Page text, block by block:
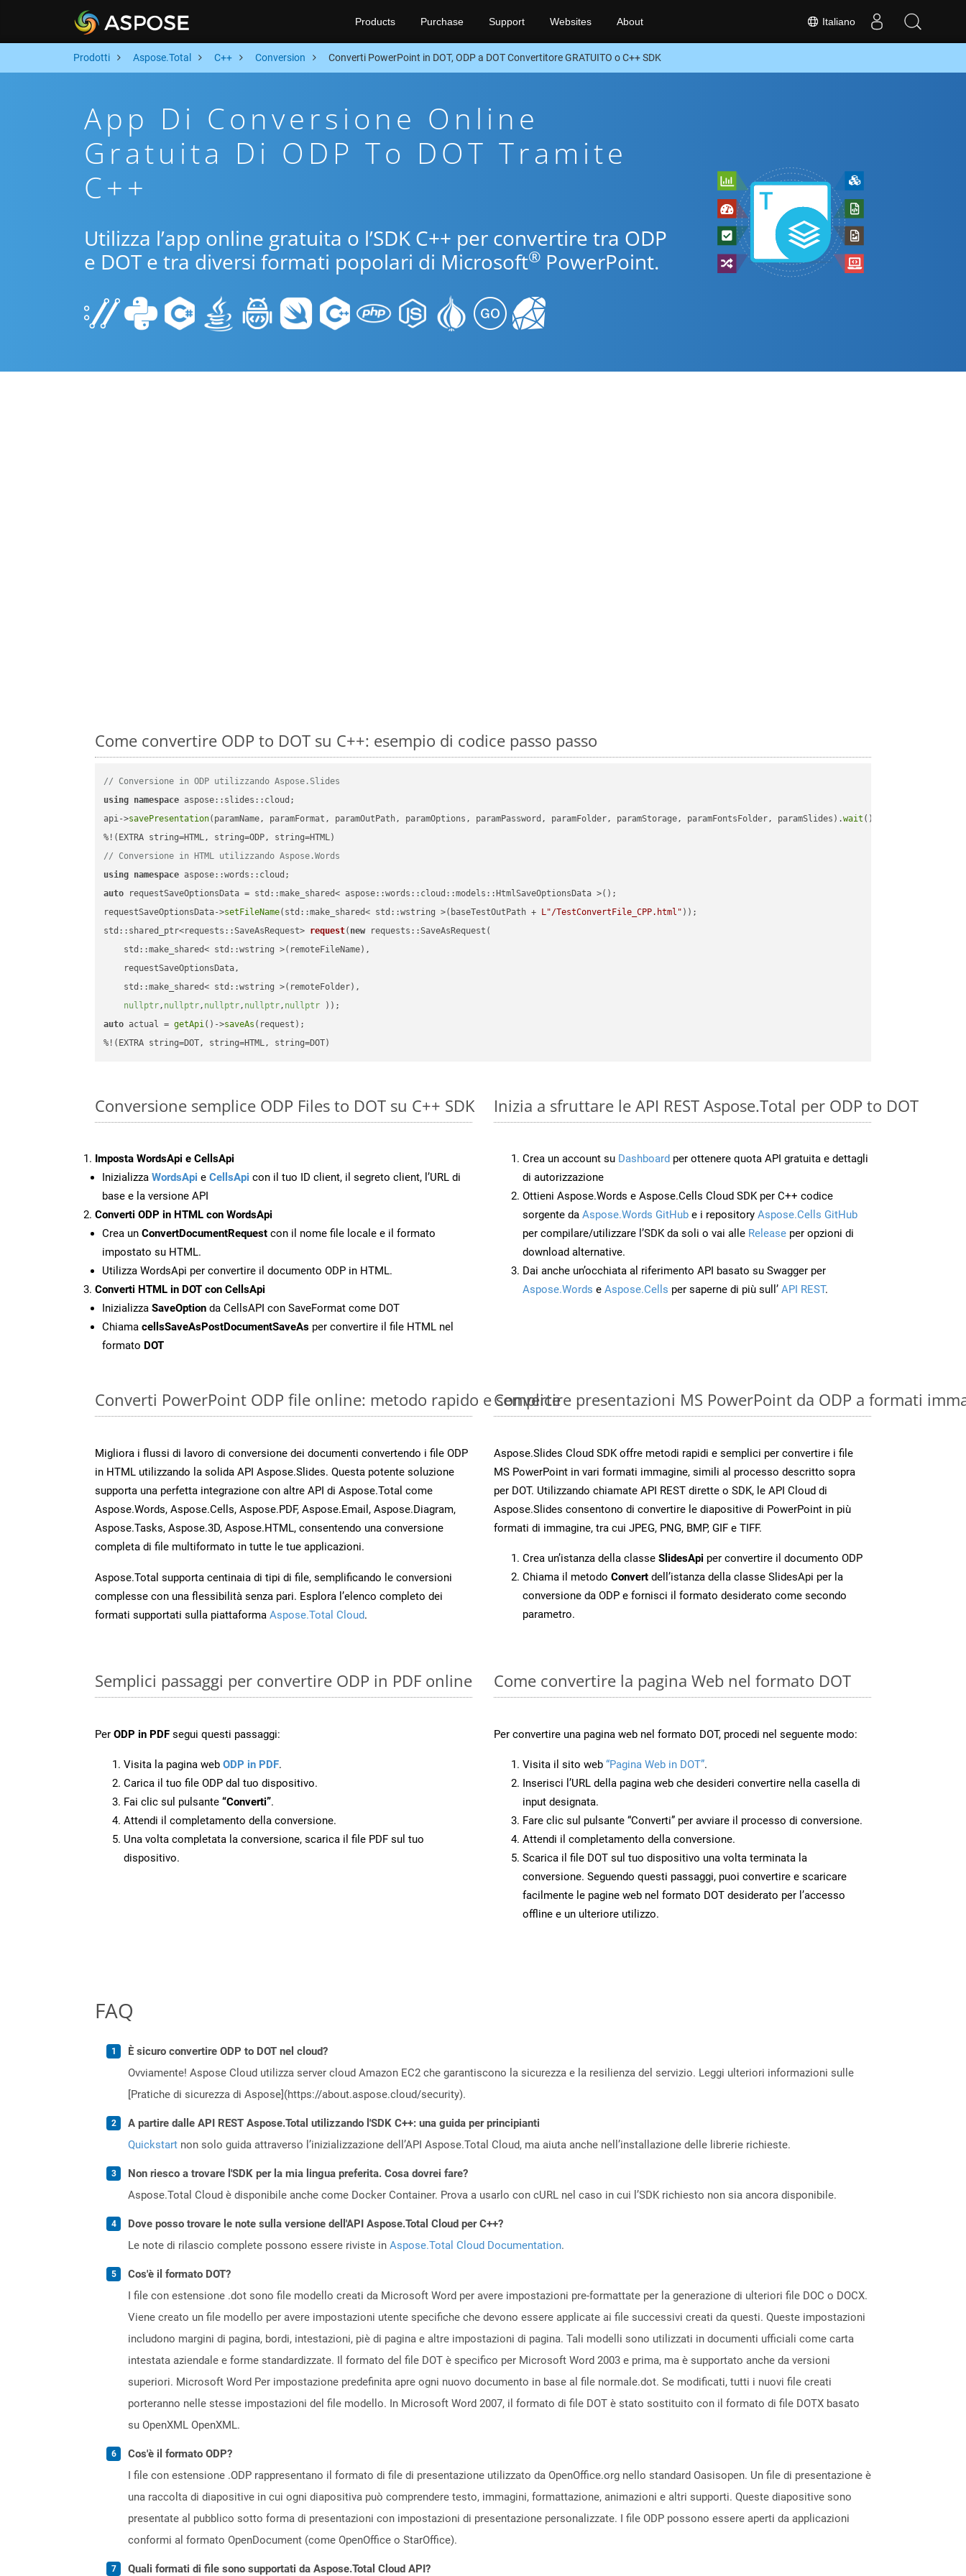
Italiano
Products Purchase Support Websites About
Prodotti Aspose.Total C++ Conversion Converti PowerPoint in DOT, ODP a DOT Convertitore GRATUITO o C++ SDK
App Di Conversione Online
Gratuita Di ODP To DOT Tramite
C++
Utilizza l’app online gratuita o l’SDK C++ per convertire tra ODP
e DOT e tra diversi formati popolari di Microsoft® PowerPoint.
Come convertire ODP to DOT su C++: esempio di codice passo passo
// Conversione in ODP utilizzando Aspose.Slides
using namespace aspose::slides::cloud;
api->savePresentation(paramName, paramFormat, paramOutPath, paramOptions, paramPassword, paramFolder, paramStorage, paramFontsFolder, paramSlides).wait ();
// Conversione in HTML utilizzando Aspose.Words
using namespace
auto requestSaveOptionsData = std::make_shared< aspose::words::cloud::models::HtmlSaveOptionsData >();
requestSaveOptionsData->setFileName(std::make_shared< std::wstring >(baseTestOutPath + L"/TestConvertFile_CPP.html"
std::shared_ptr<requests::SaveAsRequest> request( new requests::SaveAsRequest(
    std::make_shared< std::wstring >(remoteFileName),
    requestSaveOptionsData,
    std::make_shared< std::wstring >(remoteFolder),
nullptr, nullptr, nullptr, nullptr, nullptr ))
auto actual = getApi()->saveAs (request);
%!(EXTRA string=DOT, string=HTML, string=DOT)
Conversione semplice ODP Files to DOT su C++ SDK
Imposta WordsApi e CellsApi
Inizializza WordsApi e CellsApi con il tuo ID client, il segreto client, l’URL di
base e la versione API
Converti ODP in HTML con WordsApi
Crea un ConvertDocumentRequest con il nome file locale e il formato
impostato su HTML.
Utilizza WordsApi per convertire il documento ODP in HTML.
Converti HTML in DOT con CellsApi
Inizializza SaveOption da CellsAPI con SaveFormat come DOT
Chiama cellsSaveAsPostDocumentSaveAs per convertire il file HTML nel
formato DOT
Inizia a sfruttare le API REST Aspose.Total per ODP to DOT
Crea un account su Dashboard per ottenere quota API gratuita e dettagli
di autorizzazione
Ottieni Aspose.Words e Aspose.Cells Cloud SDK per C++ codice
sorgente da Aspose.Words GitHub e i repository Aspose.Cells GitHub
per compilare/utilizzare l’SDK da soli o vai alle Release per opzioni di
download alternative.
Dai anche un’occhiata al riferimento API basato su Swagger per
Aspose.Words e Aspose.Cells per saperne di più sull’ API REST.
Converti PowerPoint ODP file online: metodo rapido e semplice
Migliora i flussi di lavoro di conversione dei documenti convertendo i file ODP
in HTML utilizzando la solida API Aspose.Slides. Questa potente soluzione
supporta una perfetta integrazione con altre API di Aspose.Total come
Aspose.Words, Aspose.Cells, Aspose.PDF, Aspose.Email, Aspose.Diagram,
Aspose.Tasks, Aspose.3D, Aspose.HTML, consentendo una conversione
completa di file multiformato in tutte le tue applicazioni.
Aspose.Total supporta centinaia di tipi di file, semplificando le conversioni
complesse con una flessibilità senza pari. Esplora l’elenco completo dei
formati supportati sulla piattaforma Aspose.Total Cloud.
Convertire presentazioni MS PowerPoint da ODP a formati
Aspose.Slides Cloud SDK offre metodi rapidi e semplici per convertire i file
MS PowerPoint in vari formati immagine, simili al processo descritto sopra
per DOT. Utilizzando chiamate API REST dirette o SDK, le API Cloud di
Aspose.Slides consentono di convertire le diapositive di PowerPoint in più
formati di immagine, tra cui JPEG, PNG, BMP, GIF e TIFF.
Crea un’istanza della classe SlidesApi per convertire il documento ODP
Chiama il metodo Convert dell’istanza della classe SlidesApi per la
conversione da ODP e fornisci il formato desiderato come secondo
parametro.
Semplici passaggi per convertire ODP in PDF online
Per ODP in PDF segui questi passaggi:
Visita la pagina web ODP in PDF.
Carica il tuo file ODP dal tuo dispositivo.
Fai clic sul pulsante “Converti”.
Attendi il completamento della conversione.
Una volta completata la conversione, scarica il file PDF sul tuo
dispositivo.
Come convertire la pagina Web nel formato DOT
Per convertire una pagina web nel formato DOT, procedi nel seguente modo:
Visita il sito web “Pagina Web in DOT”.
Inserisci l’URL della pagina web che desideri convertire nella casella di
input designata.
Fare clic sul pulsante “Converti” per avviare il processo di conversione.
Attendi il completamento della conversione.
Scarica il file DOT sul tuo dispositivo una volta terminata la
conversione. Seguendo questi passaggi, puoi convertire e scaricare
facilmente le pagine web nel formato DOT desiderato per l’accesso
offline e un ulteriore utilizzo.
FAQ
È sicuro convertire ODP to DOT nel cloud?
Ovviamente! Aspose Cloud utilizza server cloud Amazon EC2 che garantiscono la sicurezza e la resilienza del servizio. Leggi ulteriori informazioni sulle
[Pratiche di sicurezza di Aspose](https://about.aspose.cloud/security).
A partire dalle API REST Aspose.Total utilizzando l'SDK C++: una guida per principianti
Quickstart non solo guida attraverso l’inizializzazione dell’API Aspose.Total Cloud, ma aiuta anche nell’installazione delle librerie richieste.
Non riesco a trovare l'SDK per la mia lingua preferita. Cosa dovrei fare?
Aspose.Total Cloud è disponibile anche come Docker Container. Prova a usarlo con cURL nel caso in cui l’SDK richiesto non sia ancora disponibile.
Dove posso trovare le note sulla versione dell'API Aspose.Total Cloud per C++?
Le note di rilascio complete possono essere riviste in Aspose.Total Cloud Documentation.
Cos'è il formato DOT?
I file con estensione .dot sono file modello creati da Microsoft Word per avere impostazioni pre-formattate per la generazione di ulteriori file DOC o DOCX.
Viene creato un file modello per avere impostazioni utente specifiche che devono essere applicate ai file successivi creati da questi. Queste impostazioni
includono margini di pagina, bordi, intestazioni, piè di pagina e altre impostazioni di pagina. Tali modelli sono utilizzati in documenti ufficiali come carta
intestata aziendale e forme standardizzate. Il formato del file DOT è specifico per Microsoft Word 2003 e prima, ma è supportato anche da versioni
superiori. Microsoft Word Per impostazione predefinita apre ogni nuovo documento in base al file normale.dot. Se modificati, tutti i nuovi file creati
porteranno nelle stesse impostazioni del file modello. In Microsoft Word 2007, il formato di file DOT è stato sostituito con il formato di file DOTX basato
su OpenXML OpenXML.
Cos'è il formato ODP?
I file con estensione .ODP rappresentano il formato di file di presentazione utilizzato da OpenOffice.org nello standard Oasisopen. Un file di presentazione è
una raccolta di diapositive in cui ogni diapositiva può comprendere testo, immagini, formattazione, animazioni e altri supporti. Queste diapositive sono
presentate al pubblico sotto forma di presentazioni con impostazioni di presentazione personalizzate. I file ODP possono essere aperti da applicazioni
conformi al formato OpenDocument (come OpenOffice o StarOffice).
Quali formati di file sono supportati da Aspose.Total Cloud API?